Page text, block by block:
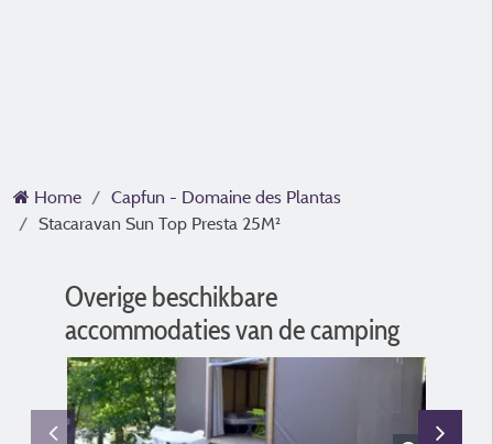
Home
Capfun - Domaine des Plantas
Stacaravan Sun Top Presta 25M²
Overige beschikbare
accommodaties van de camping